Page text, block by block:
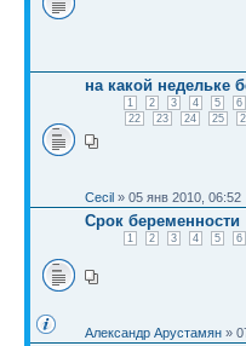
на какой недельке
1 2 3 4 5 6
22
23 24 25
Cecil » 05 янв 2010, 06:52
Срок беременности
1 2 3 4 5 6
Александр Арустамян »